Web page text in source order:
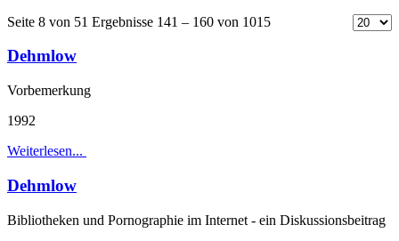
Seite 8 von 51 Ergebnisse 141 – 160 von 1015
Dehmlow
Vorbemerkung
1992
Weiterlesen...
Dehmlow
Bibliotheken und Pornographie im Internet - ein Diskussionsbeitrag